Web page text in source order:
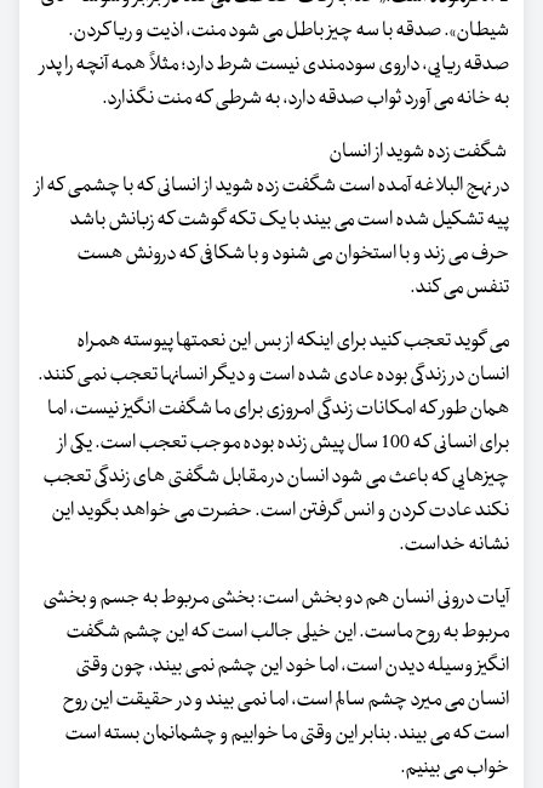
شیطان». صدقه با سه چیز باطل می شود منت، اذیت و ریا کردن.
صدقه ریایی، داروی سودمندی نیست شرط دارد؛ مثلاً همه آنچه را پدر
به خانه می آورد ثواب صدقه دارد، به شرطی که منت نگذارد.
شگفت زده شوید از انسان
در نهج البلاغه آمده است شگفت زده شوید از انسانی که با چشمی که از
پیه تشکیل شده است می بیند با یک تکه گوشت که زبانش باشد
حرف می زند و با استخوان می شنود و با شکافی که درونش هست
تنفس می کند.
می گوید تعجب کنید برای اینکه از بس این نعمتها پیوسته همراه
انسان در زندگی بوده عادی شده است و دیگر انسانها تعجب نمی کنند.
همان طور که امکانات زندگی امروزی برای ما شگفت انگیز نیست، اما
برای انسانی که 100 سال پیش زنده بوده موجب تعجب است. یکی از
چیزهایی که باعث می شود انسان در مقابل شگفتی های زندگی تعجب
نکند عادت کردن و انس گرفتن است. حضرت می خواهد بگوید این
نشانه خداست.
آیات درونی انسان هم دو بخش است: بخشی مربوط به جسم و بخشی
مربوط به روح ماست. این خیلی جالب است که این چشم شگفت
انگیز وسیله دیدن است، اما خود این چشم نمی بیند، چون وقتی
انسان می میرد چشم سالم است، اما نمی بیند و در حقیقت این روح
است که می بیند. بنابر این وقتی ما خوابیم و چشمانمان بسته است
خواب می بینیم.